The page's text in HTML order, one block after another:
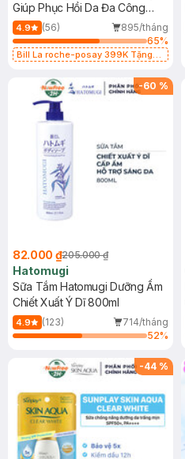
Giúp Phục Hồi Da Đa Công
Dụng 40ml
4.9 (56)
895/tháng
65%
Bill La roche-posay 399K Tặng
(SL có hạn)
-60 %
82.000 ₫205.000 ₫
Hatomugi
Sữa Tắm Hatomugi Dưỡng Ẩm
Chiết Xuất Ý Dĩ 800ml
4.9 (123)
714/tháng
52%
-44 %